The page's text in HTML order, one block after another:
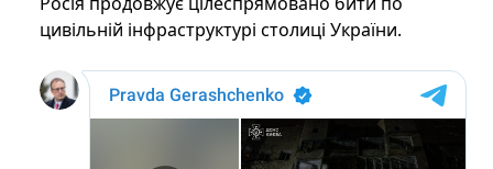
цивільній інфраструктурі столиці України.